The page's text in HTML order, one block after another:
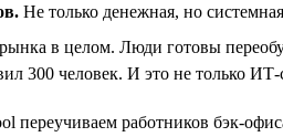
Не только денежная, но
в целом. Люди готовы
300 человек. И это не только
переучиваем работников бэк-